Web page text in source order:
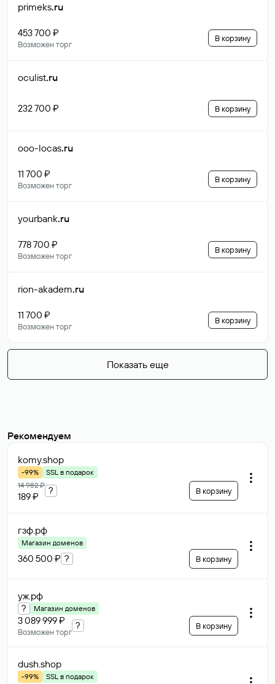
primeks.ru
453 700 ₽
Возможен торг
В корзину
oculist.ru
232 700 ₽ В корзину
ooo-locas.ru
11 700 ₽
Возможен торг
В корзину
yourbank.ru
778 700 ₽
Возможен торг
В корзину
rion-akadem.ru
11 700 ₽
Возможен торг
В корзину
Показать еще
Рекомендуем
komy.shop
-99%
SSL в подарок
14 982 ₽
189 ₽
? В корзину
гзф.рф
Магазин доменов
360 500 ₽ ? В корзину
уж.рф
? Магазин доменов
3 089 999 ₽
Возможен торг
? В корзину
dush.shop
-99%
SSL в подарок